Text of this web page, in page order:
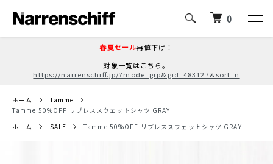
春夏セール再値下げ！
対象一覧はこちら。
https://narrenschiff.jp/?mode=grp&gid=483127&sort=n
0
ホーム
Tamme
Tamme 50%OFF リブレススウェットシャツ GRAY
ホーム
SALE Tamme 50%OFF リブレススウェットシャツ GRAY